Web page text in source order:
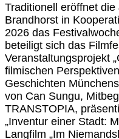
Traditionell eröffnet die
Brandhorst in
2026 das
beteiligt sich das
Veranstaltungsprojekt
filmischen
Geschichten
von Can Sungu,
TRANSTOPIA,
„Inventur einer Stadt:
Langfilm „Im